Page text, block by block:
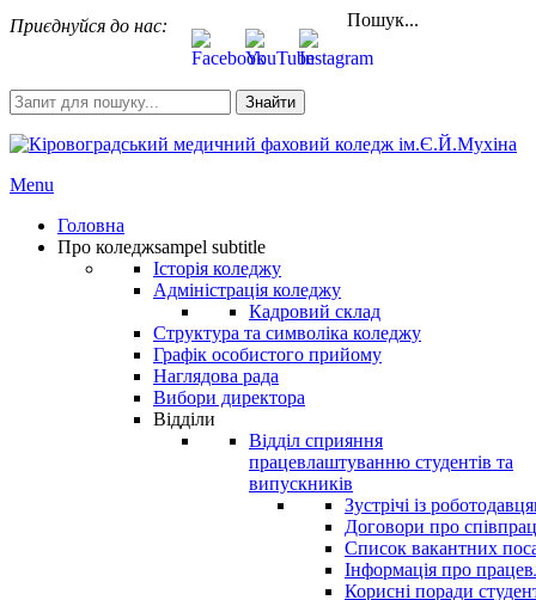
Приєднуйся до нас: Пошук...
Знайти
Menu
Головна
Про коледжsampel subtitle
Історія коледжу
Адміністрація коледжу
Кадровий склад
Структура та символіка коледжу
Графік особистого прийому
Наглядова рада
Вибори директора
Відділи
Відділ сприяння
працевлаштуванню студентів та
випускників
Зустрічі із
Договори про
Список вакантних
Інформація про
Корисні поради